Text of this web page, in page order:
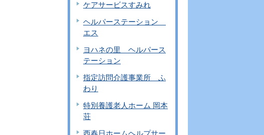
ケアサービスすみれ
ヘルパーステーション
エス
ヨハネの里 ヘルパース
テーション
指定訪問介護事業所 ふ
わり
特別養護老人ホーム 岡本
荘
西春日ホームヘルプサー